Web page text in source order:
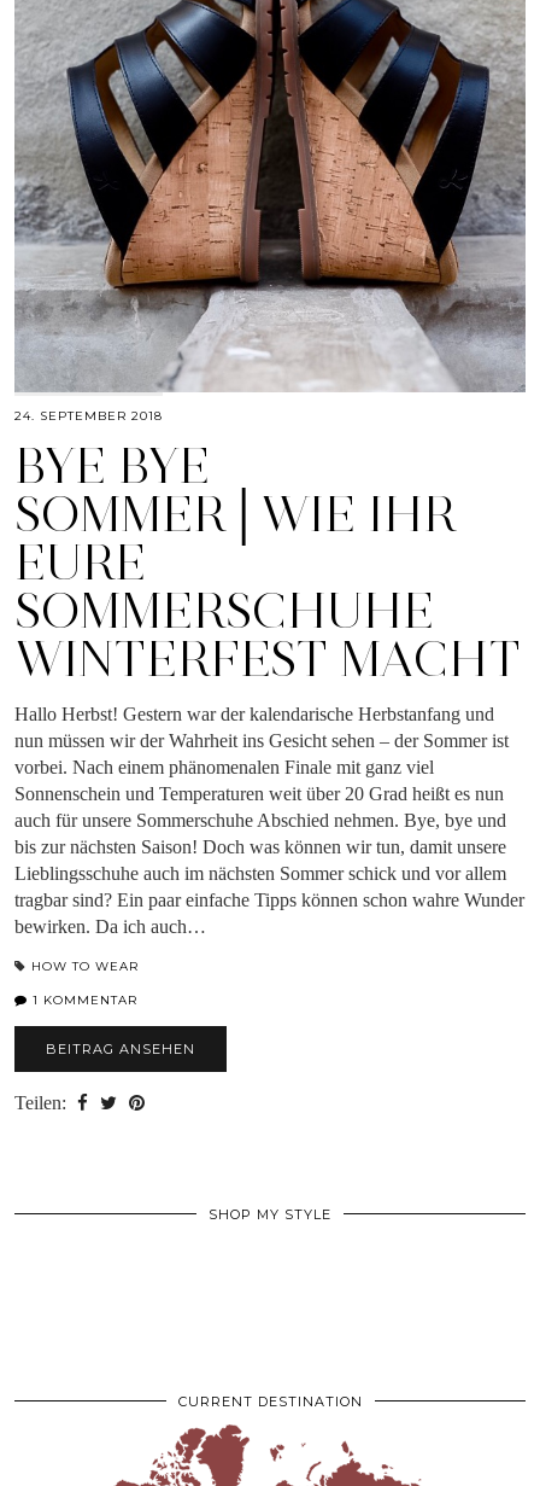
24. SEPTEMBER 2018
BYE BYE
SOMMER│WIE IHR
EURE
SOMMERSCHUHE
WINTERFEST MACHT
Hallo Herbst! Gestern war der kalendarische Herbstanfang und
nun müssen wir der Wahrheit ins Gesicht sehen – der Sommer ist
vorbei. Nach einem phänomenalen Finale mit ganz viel
Sonnenschein und Temperaturen weit über 20 Grad heißt es nun
auch für unsere Sommerschuhe Abschied nehmen. Bye, bye und
bis zur nächsten Saison! Doch was können wir tun, damit unsere
Lieblingsschuhe auch im nächsten Sommer schick und vor allem
tragbar sind? Ein paar einfache Tipps können schon wahre Wunder
bewirken. Da ich auch…
HOW TO WEAR
1 KOMMENTAR
BEITRAG ANSEHEN
Teilen:
SHOP MY STYLE
CURRENT DESTINATION